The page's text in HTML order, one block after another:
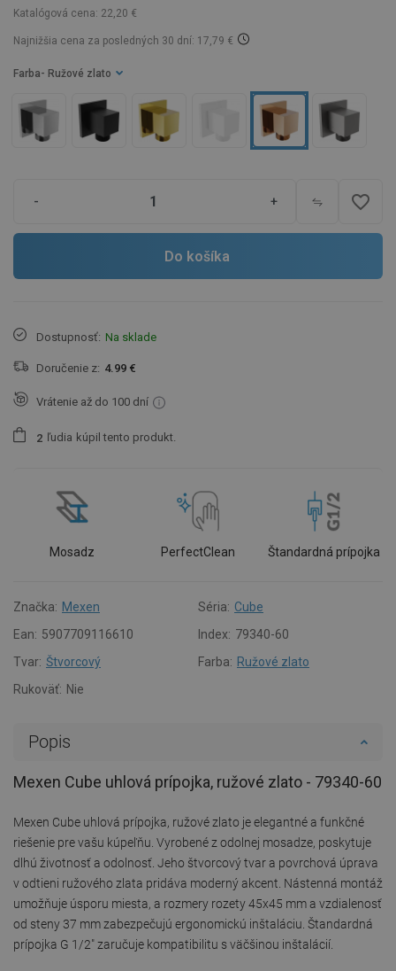
Katalógová cena: 22,20 €
Najnižšia cena za posledných 30 dní: 17,79 €
Farba - Ružové zlato
- + favorite_border
Do košíka
Dostupnosť: Na sklade
Doručenie z: 4.99 €
Vrátenie až do 100 dní
2 ľudia kúpil tento produkt.
Mosadz PerfectClean Štandardná prípojka
Značka: Mexen Séria: Cube
Ean: 5907709116610 Index: 79340-60
Tvar: Štvorcový Farba: Ružové zlato
Rukoväť: Nie
Popis
Mexen Cube uhlová prípojka, ružové zlato - 79340-60
Mexen Cube uhlová prípojka, ružové zlato je elegantné a funkčné
riešenie pre vašu kúpeľňu. Vyrobené z odolnej mosadze, poskytuje
dlhú životnosť a odolnosť. Jeho štvorcový tvar a povrchová úprava
v odtieni ružového zlata pridáva moderný akcent. Nástenná montáž
umožňuje úsporu miesta, a rozmery rozety 45x45 mm a vzdialenosť
od steny 37 mm zabezpečujú ergonomickú inštaláciu. Štandardná
prípojka G 1/2" zaručuje kompatibilitu s väčšinou inštalácií.